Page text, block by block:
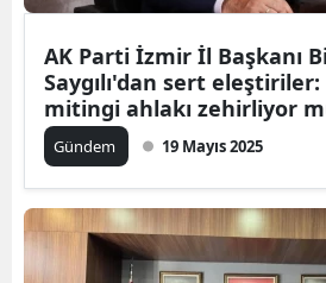
AK Parti İzmir İl Başkanı
Saygılı'dan sert eleştiriler:
mitingi ahlakı zehirliyor
Gündem 19 Mayıs 2025